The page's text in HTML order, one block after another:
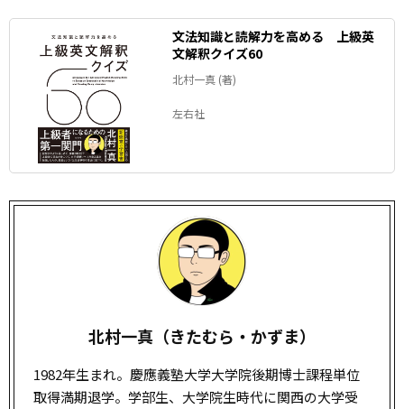
文法知識と読解力を高める 上級英
文解釈クイズ60
北村一真 (著)
左右社
北村一真（きたむら・かずま）
1982年生まれ。慶應義塾大学大学院後期博士課程単位
取得満期退学。学部生、大学院生時代に関西の大学受